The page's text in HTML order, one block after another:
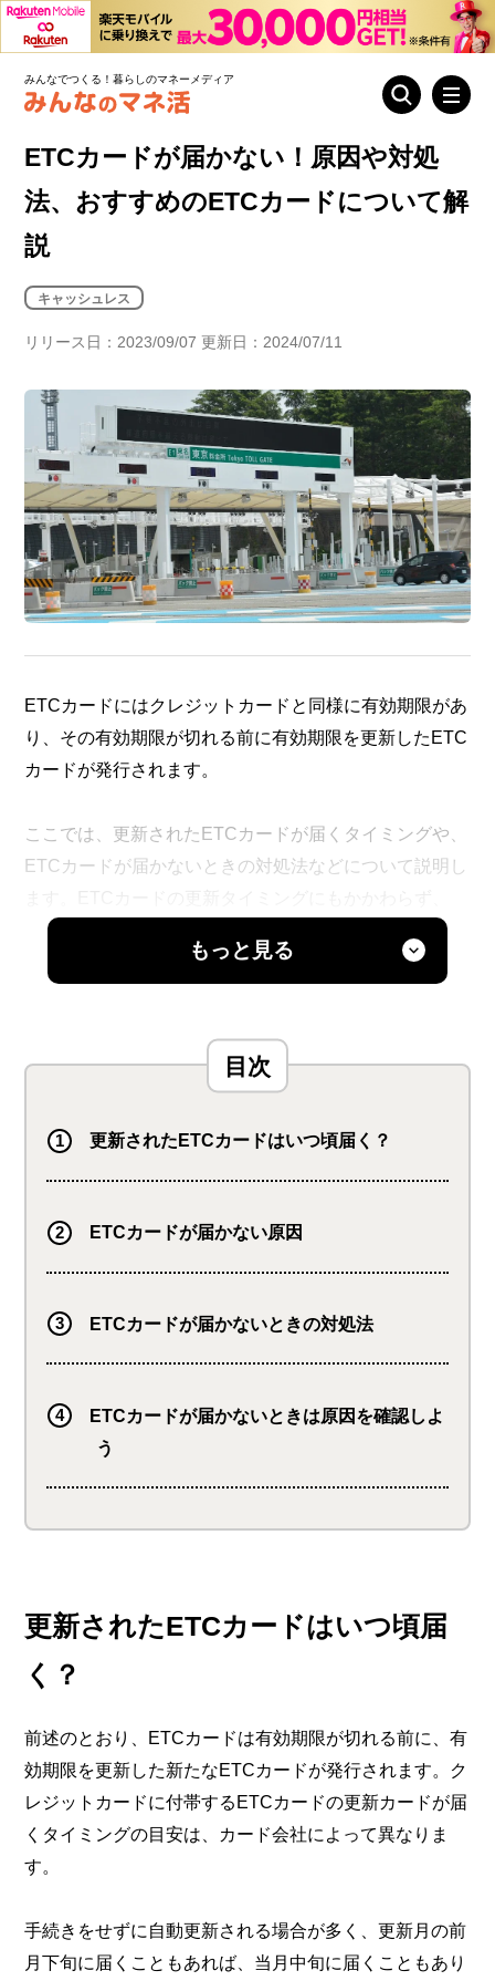
みんなでつくる！暮らしのマネーメディア
ETCカードが届かない！原因や対処
法、おすすめのETCカードについて解
説
キャッシュレス
リリース日：2023/09/07 更新日：2024/07/11
ETCカードにはクレジットカードと同様に有効期限があ
り、その有効期限が切れる前に有効期限を更新したETC
カードが発行されます。
ここでは、更新されたETCカードが届くタイミングや、
ETCカードが届かないときの対処法などについて説明し
ETCカードが届かずに心配な方は、ぜひ参考にしてくだ
もっと見る
更新されたETCカードはいつ頃届く？
ETCカードが届かない原因
ETCカードが届かないときの対処法
ETCカードが届かないときは原因を確認しよ
う
更新されたETCカードはいつ頃届
く？
前述のとおり、ETCカードは有効期限が切れる前に、有
効期限を更新した新たなETCカードが発行されます。ク
レジットカードに付帯するETCカードの更新カードが届
くタイミングの目安は、カード会社によって異なりま
す。
手続きをせずに自動更新される場合が多く、更新月の前
月下旬に届くこともあれば、当月中旬に届くこともあり